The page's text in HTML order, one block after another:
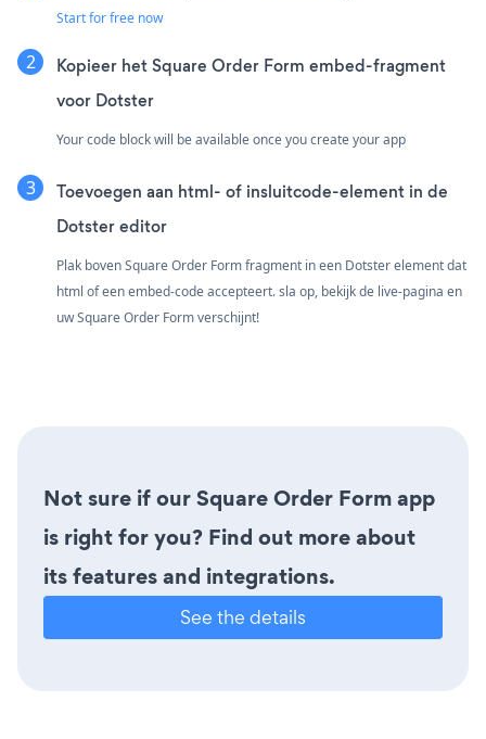
Start for free now
Kopieer het Square Order Form embed-fragment
voor Dotster
Your code block will be available once you create your app
Toevoegen aan html- of insluitcode-element in de
Dotster editor
Plak boven Square Order Form fragment in een Dotster element dat
html of een embed-code accepteert. sla op, bekijk de live-pagina en
uw Square Order Form verschijnt!
Not sure if our Square Order Form app
is right for you? Find out more about
its features and integrations.
See the details